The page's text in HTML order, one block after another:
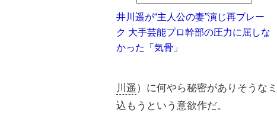
井川遥が“主人公の妻”演じ再ブレー
ク 大手芸能プロ幹部の圧力に屈しな
かった「気骨」
川遥）に何やら秘密がありそうな
込もうという意欲作だ。